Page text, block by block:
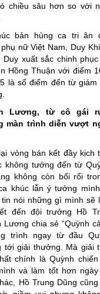
chiều sâu hơn so với
bản hùng ca tri ân
nữ Việt Nam, Duy
Duy xuất sắc chinh
Hồng Thuận với điểm
là số điểm đến từ giám
Lương, từ cô gái
màn trình diễn vượt
vòng bán kết đầy kịch
không tưởng đến từ
không còn bối rối
khúc lẫn ý tưởng
nói những gì mình sẽ
đến đội trưởng Hồ
Lương chia sẻ “Quỳnh
trình ngay từ đầu
tới giải thưởng. Mà giải
chính là Quỳnh
và làm tốt hơn ngày
Hồ Trung Dũng